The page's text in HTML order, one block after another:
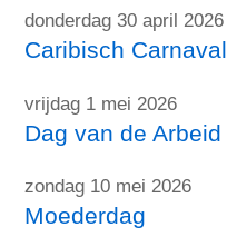
donderdag 30 april 2026
Caribisch Carnaval
vrijdag 1 mei 2026
Dag van de Arbeid
zondag 10 mei 2026
Moederdag